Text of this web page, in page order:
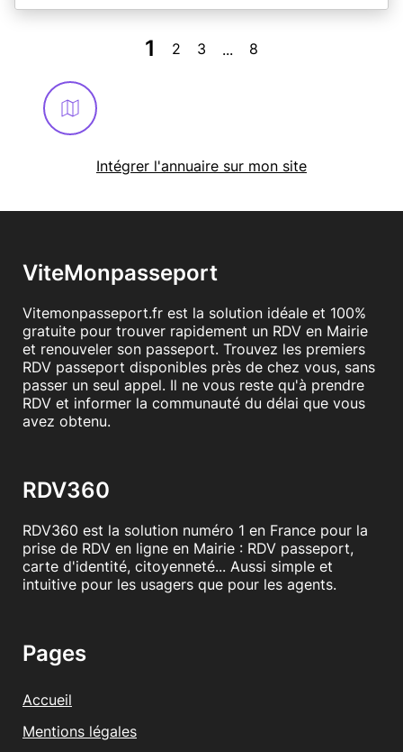
1 2 3 ... 8
Intégrer l'annuaire sur mon site
ViteMonpasseport
Vitemonpasseport.fr est la solution idéale et 100%
gratuite pour trouver rapidement un RDV en Mairie
et renouveler son passeport. Trouvez les premiers
RDV passeport disponibles près de chez vous, sans
passer un seul appel. Il ne vous reste qu'à prendre
RDV et informer la communauté du délai que vous
avez obtenu.
RDV360
RDV360 est la solution numéro 1 en France pour la
prise de RDV en ligne en Mairie : RDV passeport,
carte d'identité, citoyenneté... Aussi simple et
intuitive pour les usagers que pour les agents.
Pages
Accueil
Mentions légales